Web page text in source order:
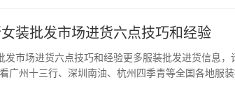
装批发市场进货六点技巧和经验
市场进货六点技巧和经验更多服装批发进货信息，
州十三行、深圳南油、杭州四季青等全国各地服装